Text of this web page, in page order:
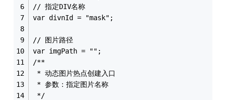
// 指定DIV名称
var divnId = "mask";
// 图片路径
var imgPath = "";
/**
* 动态图片热点创建入口
* 参数：指定图片名称
*/